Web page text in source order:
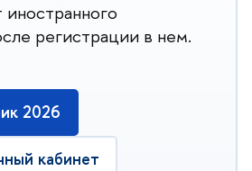
регистрации в нем.
2026
кабинет